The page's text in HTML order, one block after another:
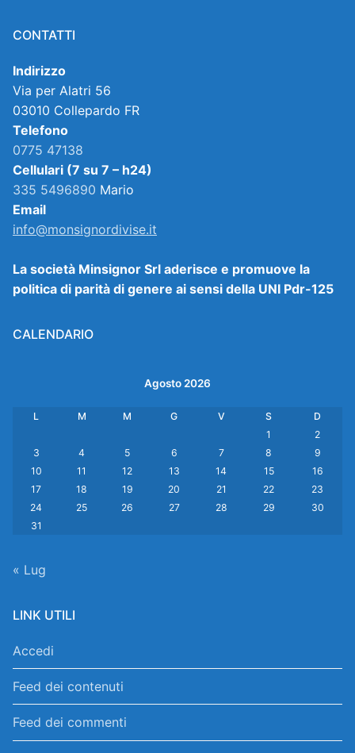
CONTATTI
Indirizzo
Via per Alatri 56
03010 Collepardo FR
Telefono
0775 47138
Cellulari (7 su 7 – h24)
335 5496890 Mario
Email
info@monsignordivise.it
La società Minsignor Srl aderisce e promuove la
politica di parità di genere ai sensi della UNI Pdr-125
CALENDARIO
Agosto 2026
L M M G V S
D
1
2
3
4 5 6 7 8
9
10
11 12 13 14 15
16
17
18 19 20 21 22
23
24
25 26 27 28 29
30
31
« Lug
LINK UTILI
Accedi
Feed dei contenuti
Feed dei commenti